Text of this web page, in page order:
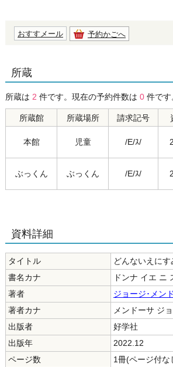
おすすメール 予約かごへ
所蔵
所蔵は 2 件です。現在の予約件数は 0 件です
所蔵館 所蔵場所 請求記号
本館 児童 /E/ｽ/
ぶっくん ぶっくん /E/ｽ/
資料詳細
タイトル
どんないえに
書名カナ
ドンナ イエ ニ
著者
ジョージ･メン
著者カナ
メンドーサ ジ
出版者
好学社
出版年
2022.12
ページ数
1冊(ページ付な